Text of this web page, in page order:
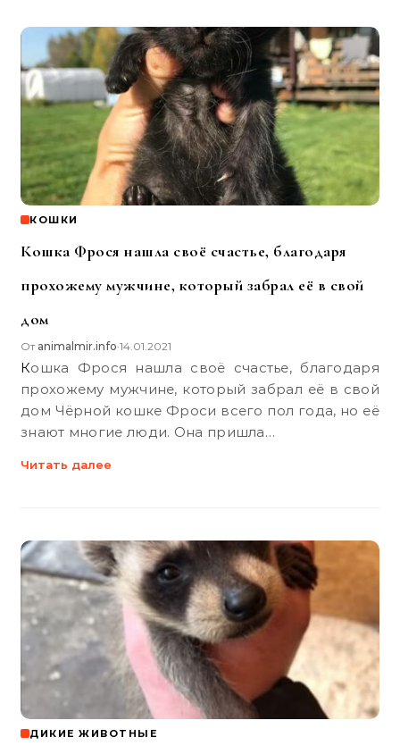
КОШКИ
Кошка Фрося нашла своё счастье, благодаря
прохожему мужчине, который забрал её в свой
дом
От animalmir.info•14.01.2021
Кошка Фрося нашла своё счастье, благодаря
прохожему мужчине, который забрал её в свой
дом Чёрной кошке Фроси всего пол года, но её
знают многие люди. Она пришла…
Читать далее
ДИКИЕ ЖИВОТНЫЕ